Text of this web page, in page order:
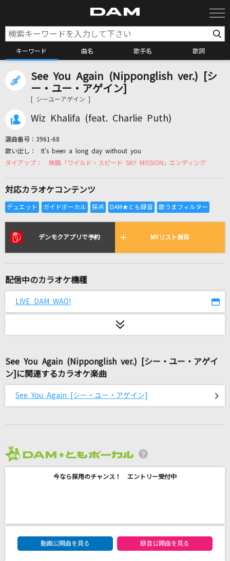
キーワード 曲名 歌手名 歌詞
カラオケ検索
カラオケ店舗検索
カラオケリクエスト
リアルタイムで歌われている曲の一覧
Curtain Call feat.Taka
#あくあ色ぱれっと
DECO*27
[生音]高嶺の花子さん
Song for…
See You Again (Nipponglish ver.) [シ
ー・ユー・アゲイン]
[ シーユーアゲイン ]
Wiz Khalifa (feat. Charlie Puth)
選曲番号： 3961-68
It's been a long day without you
映画「ワイルド・スピード SKY MISSION」エンディング
対応カラオケコンテンツ
デンモクアプリで予約 MYリスト保存
配信中のカラオケ機種
LIVE DAM WAO!
See You Again (Nipponglish ver.) [シー・ユー・アゲイ
ン]に関連するカラオケ楽曲
See You Again [シー・ユー・アゲイン]
今なら採用のチャンス！ エントリー受付中
DAM★ともボーカルエントリーランキング
動画公開曲を見る
録音公開曲を見る